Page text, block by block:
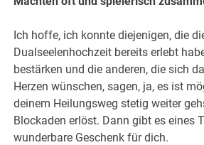
Ich hoffe, ich konnte diejenigen, die
Dualseelenhochzeit bereits erlebt
bestärken und die anderen, die sich
Herzen wünschen, sagen, ja, es ist
deinem Heilungsweg stetig weiter
Blockaden erlöst. Dann gibt es eines
wunderbare Geschenk für dich.